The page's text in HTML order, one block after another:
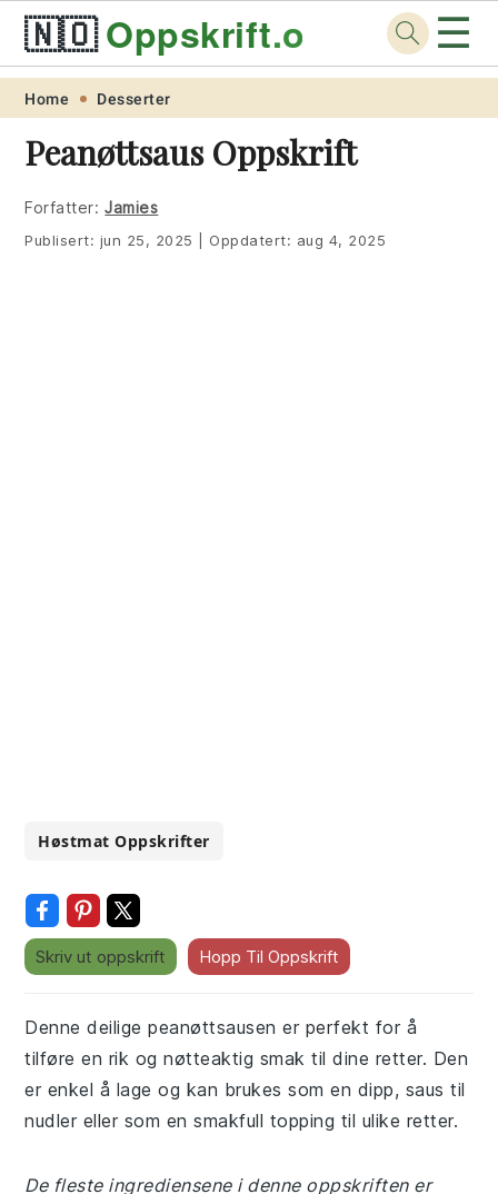
Skip
primary
navigation
Skip
main
content
Skip
primary
sidebar
Skip
footer
🇳🇴Oppskrift.org ☰
Home Desserter
Peanøttsaus Oppskrift
Forfatter: Jamies
Publisert: jun 25, 2025 Oppdatert: aug 4, 2025
Høstmat Oppskrifter
Skriv ut oppskrift Hopp Til Oppskrift
Denne deilige peanøttsausen er perfekt for å
tilføre en rik og nøtteaktig smak til dine retter. Den
er enkel å lage og kan brukes som en dipp, saus til
nudler eller som en smakfull topping til ulike retter.
De fleste ingrediensene i denne oppskriften er